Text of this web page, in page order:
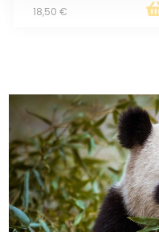
18,50 €